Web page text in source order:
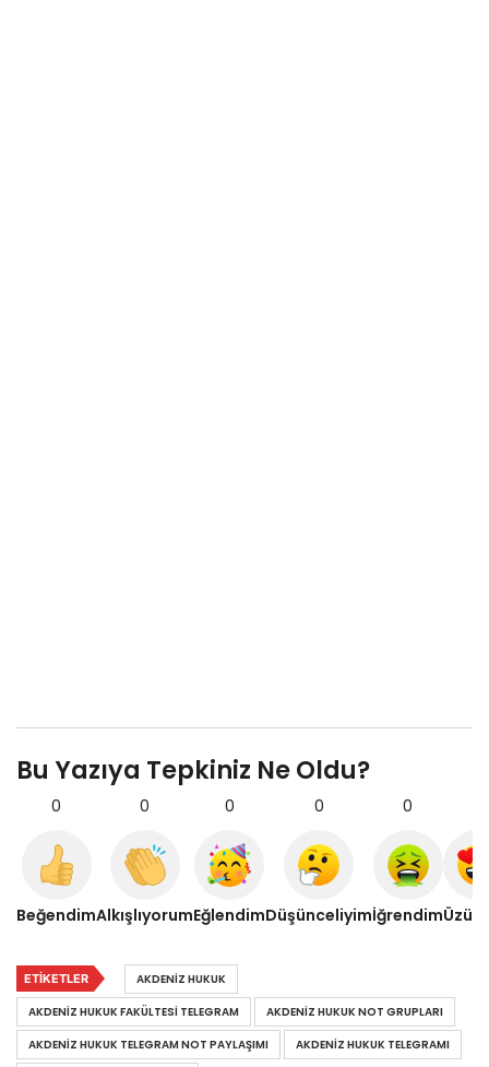
Bu Yazıya Tepkiniz Ne Oldu?
0
Beğendim
0
Alkışlıyorum
0
Eğlendim
0
Düşünceliyim
0
İğrendim
ETIKETLER
AKDENIZ HUKUK
AKDENIZ HUKUK FAKÜLTESI TELEGRAM
AKDENIZ HUKUK NOT GRUPLARI
AKDENIZ HUKUK TELEGRAM NOT PAYLAŞIMI
AKDENIZ HUKUK TELEGRAMI